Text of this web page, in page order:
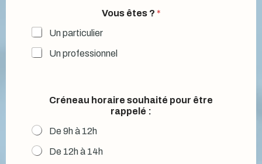
Vous êtes ? *
Un particulier
Un professionnel
Créneau horaire souhaité pour être
rappelé :
De 9h à 12h
De 12h à 14h